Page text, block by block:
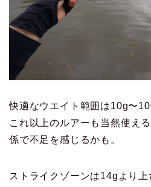
快適なウエイト範囲は10g〜
これ以上のルアーも当然使え
係で不足を感じるかも。
ストライクゾーンは14gより